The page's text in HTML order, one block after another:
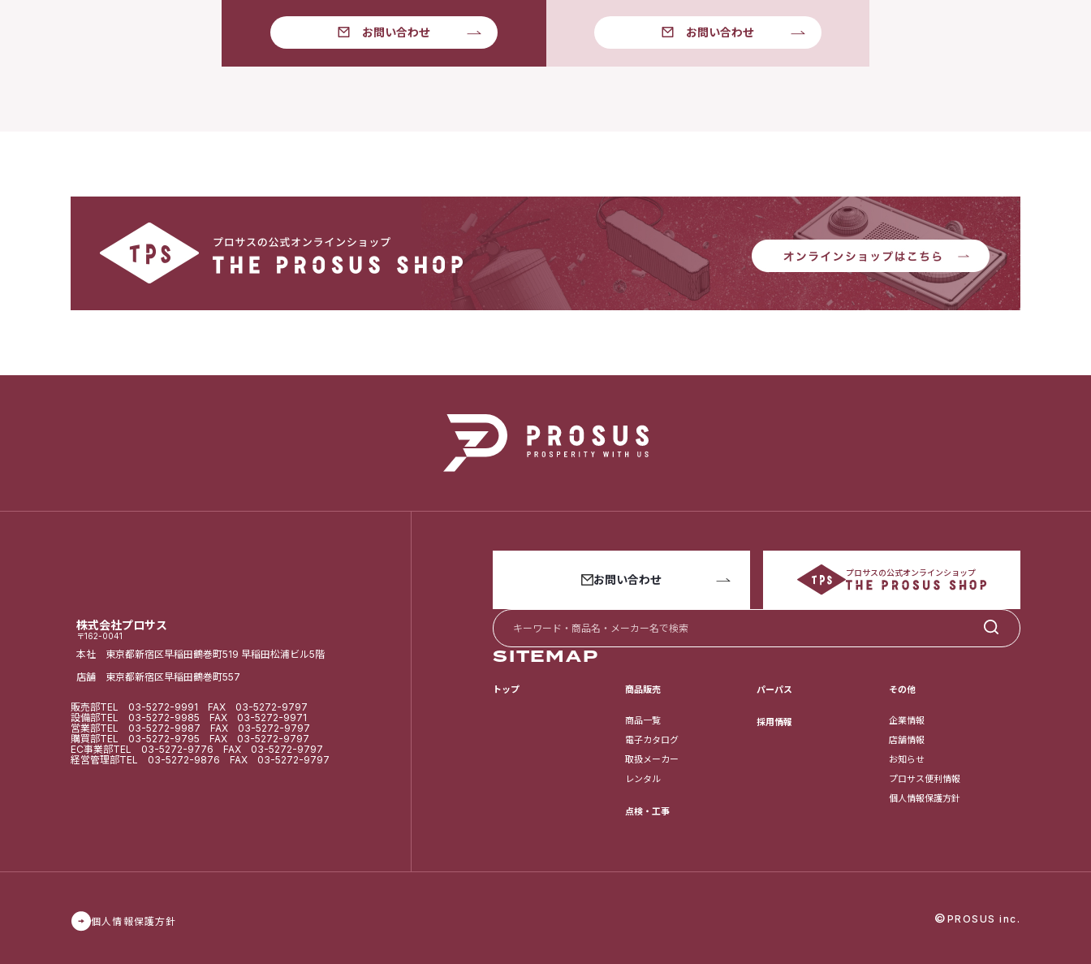
お問い合わせ お問い合わせ
株式会社プロサス
〒162-0041
本社 東京都新宿区早稲田鶴巻町519 早稲田松浦ビル5階
店舗 東京都新宿区早稲田鶴巻町557
販売部TEL 03-5272-9991 FAX 03-5272-9797
設備部TEL 03-5272-9985 FAX 03-5272-9971
営業部TEL 03-5272-9987 FAX 03-5272-9797
購買部TEL 03-5272-9795 FAX 03-5272-9797
EC事業部TEL 03-5272-9776 FAX 03-5272-9797
経営管理部TEL 03-5272-9876 FAX 03-5272-9797
お問い合わせ プロサスの公式オンラインショップ
SITEMAP
トップ 商品販売
商品一覧
電子カタログ
取扱メーカー
レンタル
点検・工事
パーパス
採用情報
その他
企業情報
店舗情報
お知らせ
プロサス便利情報
個人情報保護方針
個人情報保護方針 © PROSUS inc.